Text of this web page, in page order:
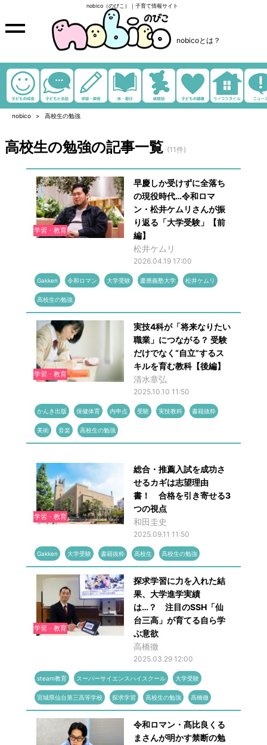
nobico（のびこ）｜子育て情報サイト
nobicoとは？
nobico 高校生の勉強
高校生の勉強の記事一覧 (11件)
学習・教育
早慶しか受けずに全落ち
の現役時代…令和ロマ
ン・松井ケムリさんが振
り返る「大学受験」【前
編】
松井ケムリ
2026.04.19 17:00
Gakken 令和ロマン 大学受験 慶應義塾大学 松井ケムリ
高校生の勉強
学習・教育
実技4科が「将来なりたい
職業」につながる？ 受験
だけでなく“自立”するス
キルを育む教科【後編】
清水章弘
2025.10.10 11:50
かんき出版 保健体育 内申点 受験 実技教科 書籍抜粋
美術 音楽 高校生の勉強
学習・教育
総合・推薦入試を成功さ
せるカギは志望理由
書！ 合格を引き寄せる3
つの視点
和田圭史
2025.09.11 11:50
Gakken 大学受験 書籍抜粋 高校生 高校生の勉強
学習・教育
探求学習に力を入れた結
果、大学進学実績
は…？ 注目のSSH「仙
台三高」が育てる自ら学
ぶ意欲
高橋徹
2025.03.29 12:00
steam教育 スーパーサイエンスハイスクール 大学受験
宮城県仙台第三高等学校 探求学習 高校生の勉強 高橋徹
令和ロマン・髙比良くる
まさんが明かす禁断の勉